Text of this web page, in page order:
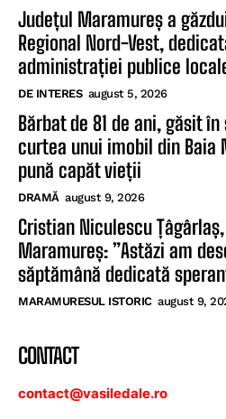
Județul Maramureș a
Regional Nord-Vest,
administrației publice
DE INTERES august 5, 2026
Bărbat de 81 de ani, găsit
curtea unui imobil din Baia
pună capăt vieții
DRAMĂ august 9, 2026
Cristian Niculescu
Maramureș: ”Astăzi am
săptămână dedicată
MARAMURESUL ISTORIC august 9,
CONTACT
contact@vasiledale.ro